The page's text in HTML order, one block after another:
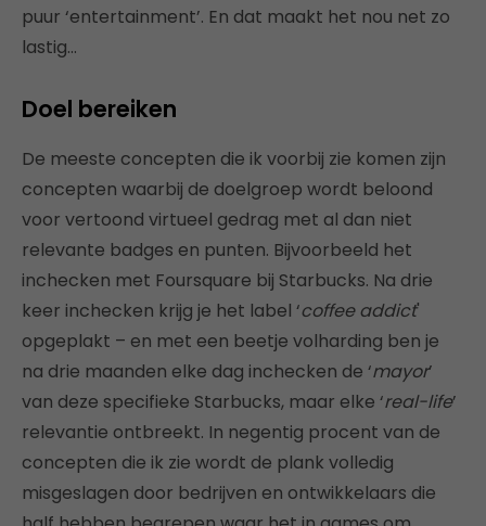
puur ‘entertainment’. En dat maakt het nou net zo
lastig…
Doel bereiken
De meeste concepten die ik voorbij zie komen zijn
concepten waarbij de doelgroep wordt beloond
voor vertoond virtueel gedrag met al dan niet
relevante badges en punten. Bijvoorbeeld het
inchecken met Foursquare bij Starbucks. Na drie
keer inchecken krijg je het label ‘coffee addict'
opgeplakt – en met een beetje volharding ben je
na drie maanden elke dag inchecken de ‘mayor’
van deze specifieke Starbucks, maar elke ‘real-life’
relevantie ontbreekt. In negentig procent van de
concepten die ik zie wordt de plank volledig
misgeslagen door bedrijven en ontwikkelaars die